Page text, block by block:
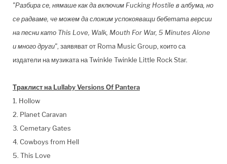
"Разбира се, нямаше как да включим Fucking Hostile в албума, но
се радваме, че можем да сложим успокояващи бебетата версии
на песни като This Love, Walk, Mouth For War, 5 Minutes Alone
и много други", заявяват от Roma Music Group, които са
издатели на музиката на Twinkle Twinkle Little Rock Star.
Траклист на Lullaby Versions Оf Pantera
1. Hollow
2. Planet Caravan
3. Cemetary Gates
4. Cowboys from Hell
5. This Love